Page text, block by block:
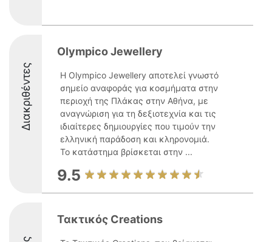
Διακριθέντες
Olympico Jewellery
Η Olympico Jewellery αποτελεί γνωστό
σημείο αναφοράς για κοσμήματα στην
περιοχή της Πλάκας στην Αθήνα, με
αναγνώριση για τη δεξιοτεχνία και τις
ιδιαίτερες δημιουργίες που τιμούν την
ελληνική παράδοση και κληρονομιά.
Το κατάστημα βρίσκεται στην ...
9.5
Τακτικός Creations